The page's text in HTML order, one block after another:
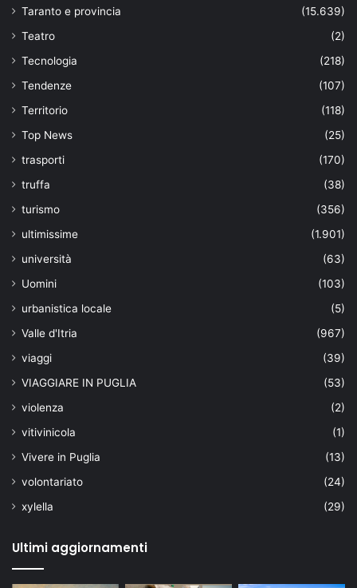
Taranto e provincia
(15.639)
Teatro
(2)
Tecnologia
(218)
Tendenze
(107)
Territorio
(118)
Top News
(25)
trasporti
(170)
truffa
(38)
turismo
(356)
ultimissime
(1.901)
università
(63)
Uomini
(103)
urbanistica locale
(5)
Valle d'Itria
(967)
viaggi
(39)
VIAGGIARE IN PUGLIA
(53)
violenza
(2)
vitivinicola
(1)
Vivere in Puglia
(13)
volontariato
(24)
xylella
(29)
Ultimi aggiornamenti